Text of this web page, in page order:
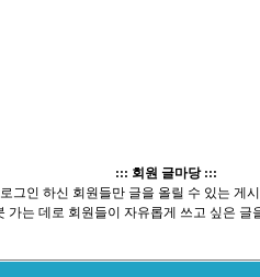
::: 회원 글마당 :::
그인 하신 회원들만 글을 올릴 수 있는 게
가는 데로 회원들이 자유롭게 쓰고 싶은 글